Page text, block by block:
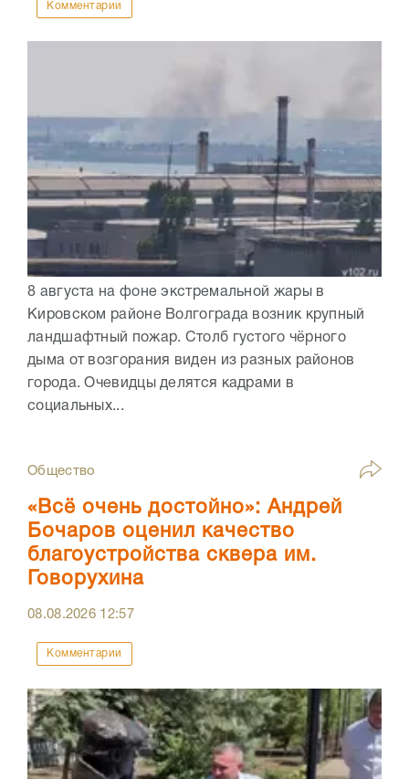
Комментарии
8 августа на фоне экстремальной жары в
Кировском районе Волгограда возник крупный
ландшафтный пожар. Столб густого чёрного
дыма от возгорания виден из разных районов
города. Очевидцы делятся кадрами в
социальных...
Общество
«Всё очень достойно»: Андрей
Бочаров оценил качество
благоустройства сквера им.
Говорухина
08.08.2026 12:57
Комментарии